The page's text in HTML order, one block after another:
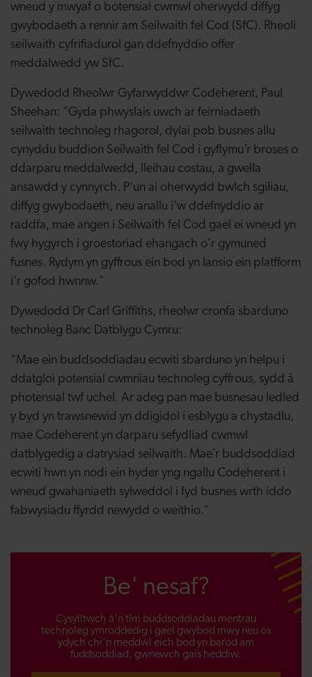
wneud y mwyaf o botensial cwmwl oherwydd diffyg
gwybodaeth a rennir am Seilwaith fel Cod (SfC). Rheoli
seilwaith cyfrifiadurol gan ddefnyddio offer
meddalwedd yw SfC.
Dywedodd Rheolwr Gyfarwyddwr Codeherent, Paul
Sheehan: “Gyda phwyslais uwch ar feirniadaeth
seilwaith technoleg rhagorol, dylai pob busnes allu
cynyddu buddion Seilwaith fel Cod i gyflymu’r broses o
ddarparu meddalwedd, lleihau costau, a gwella
ansawdd y cynnyrch. P'un ai oherwydd bwlch sgiliau,
diffyg gwybodaeth, neu anallu i'w ddefnyddio ar
raddfa, mae angen i Seilwaith fel Cod gael ei wneud yn
fwy hygyrch i groestoriad ehangach o'r gymuned
fusnes. Rydym yn gyffrous ein bod yn lansio ein platfform
i'r gofod hwnnw."
Dywedodd Dr Carl Griffiths, rheolwr cronfa sbarduno
technoleg Banc Datblygu Cymru:
“Mae ein buddsoddiadau ecwiti sbarduno yn helpu i
ddatgloi potensial cwmnïau technoleg cyffrous, sydd â
photensial twf uchel. Ar adeg pan mae busnesau ledled
y byd yn trawsnewid yn ddigidol i esblygu a chystadlu,
mae Codeherent yn darparu sefydliad cwmwl
datblygedig a datrysiad seilwaith. Mae’r buddsoddiad
ecwiti hwn yn nodi ein hyder yng ngallu Codeherent i
wneud gwahaniaeth sylweddol i fyd busnes wrth iddo
fabwysiadu ffyrdd newydd o weithio.”
Be' nesaf?
Cysylltwch â'n tîm buddsoddiadau mentrau
technoleg ymroddedig i gael gwybod mwy neu os
ydych chi'n meddwl eich bod yn barod am
fuddsoddiad, gwnewch gais heddiw.